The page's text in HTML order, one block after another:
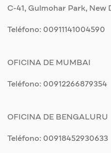
C-41, Gulmohar Park, New
Teléfono: 00911141004590
OFICINA DE MUMBAI
Teléfono: 00912266879354
OFICINA DE BENGALURU
Teléfono: 00918452930633